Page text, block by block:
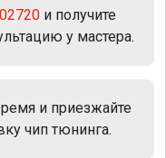
и получите
у мастера.
и приезжайте
чип тюнинга.